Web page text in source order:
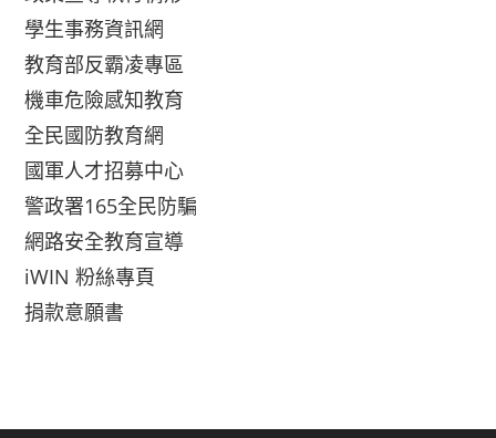
學生事務資訊網
教育部反霸凌專區
機車危險感知教育
全民國防教育網
國軍人才招募中心
警政署165全民防騙
網路安全教育宣導
iWIN 粉絲專頁
捐款意願書